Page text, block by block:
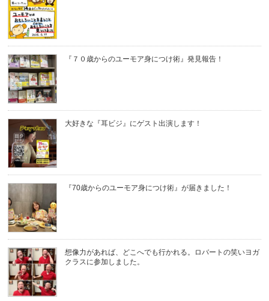
『７０歳からのユーモア身につけ術』発見報告！
大好きな『耳ビジ』にゲスト出演します！
『70歳からのユーモア身につけ術』が届きました！
想像力があれば、どこへでも行かれる。ロバートの笑いヨガ
クラスに参加しました。